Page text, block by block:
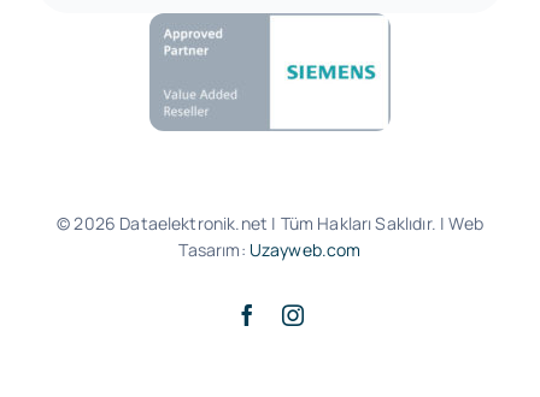
© 2026 Dataelektronik.net | Tüm Hakları Saklıdır. | Web
Tasarım: Uzayweb.com